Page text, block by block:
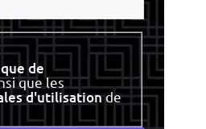
de
que les
d'utilisationde